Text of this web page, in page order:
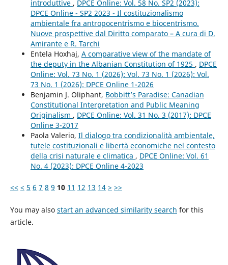
introduttive , DPCE Online: Vol. 58 No. SP2 (2023):
DPCE Online - SP2 2023 - Il costituzionalismo
ambientale fra antropocentrismo e biocentrismo.
Nuove prospettive dal Diritto comparato – A cura di D.
Amirante e R. Tarchi
Entela Hoxhaj, A comparative view of the mandate of
the deputy in the Albanian Constitution of 1925 , DPCE
Online: Vol. 73 No. 1 (2026): Vol. 73 No. 1 (2026): Vol.
73 No. 1 (2026): DPCE Online 1-2026
Benjamin J. Oliphant, Bobbitt’s Paradise: Canadian
Constitutional Interpretation and Public Meaning
Originalism , DPCE Online: Vol. 31 No. 3 (2017): DPCE
Online 3-2017
Paola Valerio, Il dialogo tra condizionalità ambientale,
tutele costituzionali e libertà economiche nel contesto
della crisi naturale e climatica , DPCE Online: Vol. 61
No. 4 (2023): DPCE Online 4-2023
<< < 5 6 7 8 9 10 11 12 13 14 > >>
You may also start an advanced similarity search for this
article.